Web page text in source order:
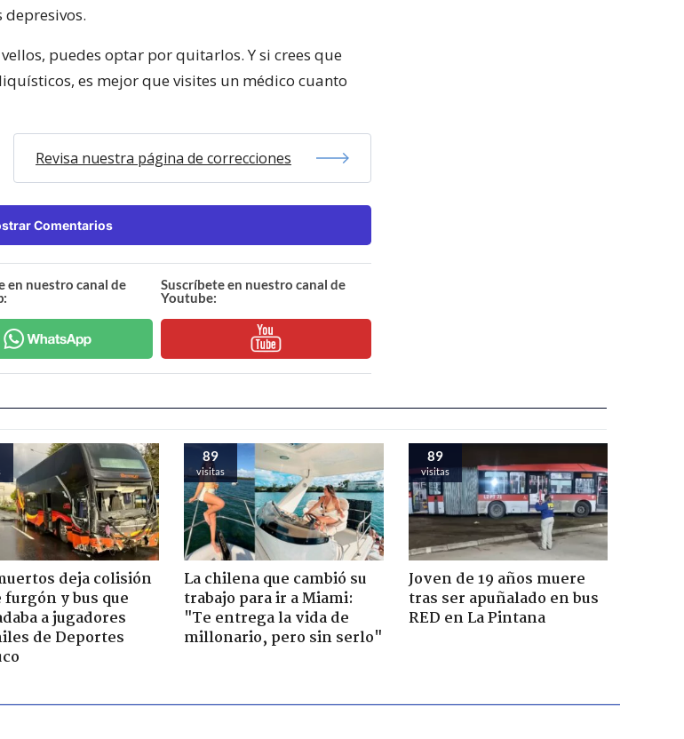
puedes optar por quitarlos. Y si crees que
es mejor que visites un médico cuanto
Revisa nuestra página de correcciones
Comentarios
en nuestro canal de
Suscríbete en nuestro canal de
Youtube:
deja colisión
y bus que
a jugadores
de Deportes
89
visitas
La chilena que cambió su
trabajo para ir a Miami:
"Te entrega la vida de
millonario, pero sin serlo"
89
visitas
Joven de 19 años muere
tras ser apuñalado en bus
RED en La Pintana